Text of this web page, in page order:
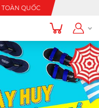
QUỐC